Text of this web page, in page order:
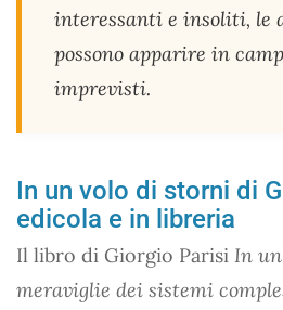
interessanti e insoliti, le
possono apparire in
imprevisti.
In un volo di storni di
edicola e in libreria
Il libro di Giorgio Parisi In
meraviglie dei sistemi